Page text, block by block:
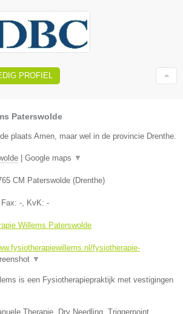
PROFIEL
Paterswolde
plaats Amen, maar wel in de provincie Drenthe.
Google maps ▼
CM Paterswolde (Drenthe)
-, KvK: -
Willems Paterswolde
fysiotherapie-
▼
is een Fysiotherapiepraktijk met vestigingen
Therapie, Dry Needling, Triggerpoint